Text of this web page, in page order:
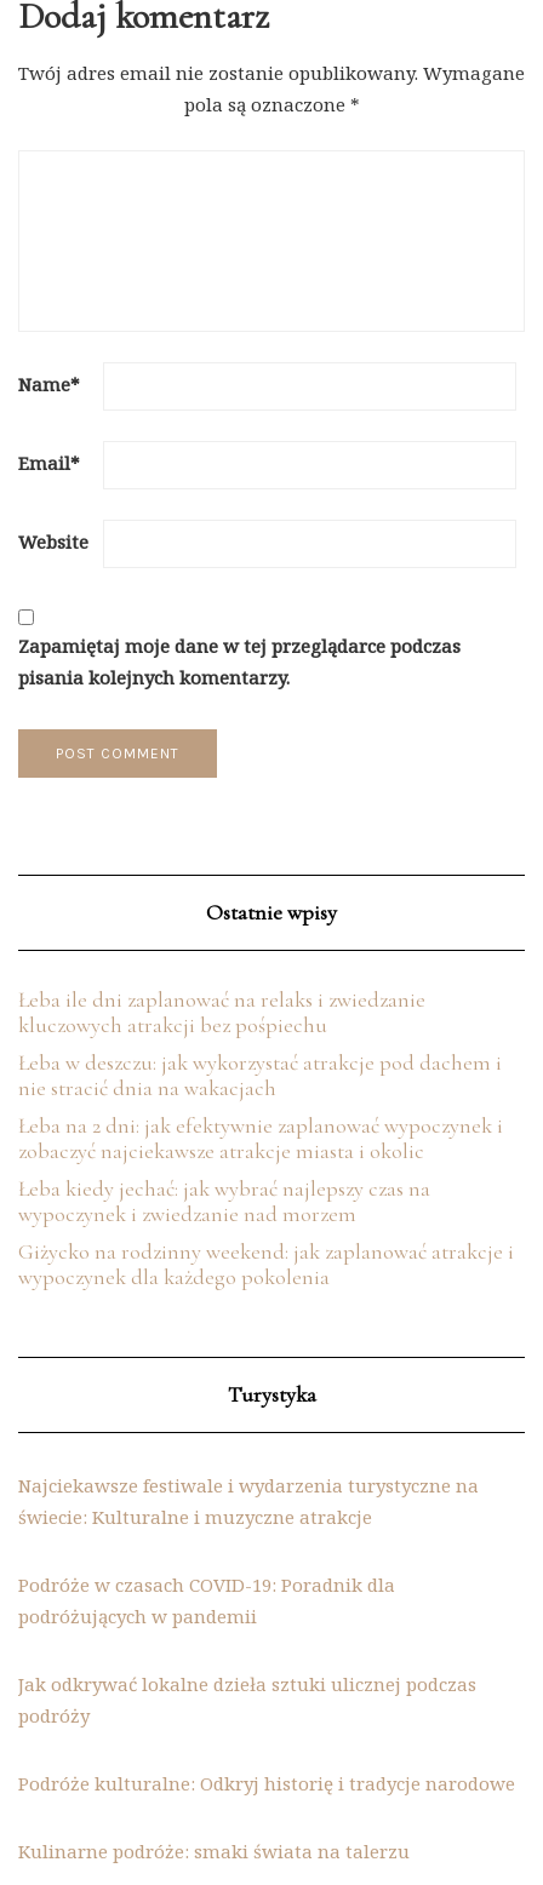
Dodaj komentarz
Twój adres email nie zostanie opublikowany. Wymagane
pola są oznaczone *
Name*
Email*
Website
Zapamiętaj moje dane w tej przeglądarce podczas
pisania kolejnych komentarzy.
Ostatnie wpisy
Łeba ile dni zaplanować na relaks i zwiedzanie
kluczowych atrakcji bez pośpiechu
Łeba w deszczu: jak wykorzystać atrakcje pod dachem i
nie stracić dnia na wakacjach
Łeba na 2 dni: jak efektywnie zaplanować wypoczynek i
zobaczyć najciekawsze atrakcje miasta i okolic
Łeba kiedy jechać: jak wybrać najlepszy czas na
wypoczynek i zwiedzanie nad morzem
Giżycko na rodzinny weekend: jak zaplanować atrakcje i
wypoczynek dla każdego pokolenia
Turystyka
Najciekawsze festiwale i wydarzenia turystyczne na
świecie: Kulturalne i muzyczne atrakcje
Podróże w czasach COVID-19: Poradnik dla
podróżujących w pandemii
Jak odkrywać lokalne dzieła sztuki ulicznej podczas
podróży
Podróże kulturalne: Odkryj historię i tradycje narodowe
Kulinarne podróże: smaki świata na talerzu